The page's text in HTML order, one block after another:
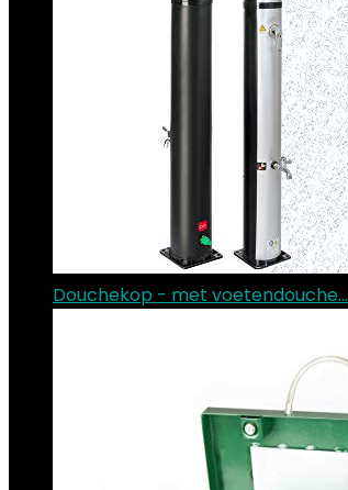
Douchekop - met voetendouche…